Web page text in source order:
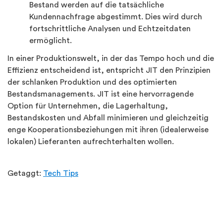
Bestand werden auf die tatsächliche
Kundennachfrage abgestimmt. Dies wird durch
fortschrittliche Analysen und Echtzeitdaten
ermöglicht.
In einer Produktionswelt, in der das Tempo hoch und die
Effizienz entscheidend ist, entspricht JIT den Prinzipien
der schlanken Produktion und des optimierten
Bestandsmanagements. JIT ist eine hervorragende
Option für Unternehmen, die Lagerhaltung,
Bestandskosten und Abfall minimieren und gleichzeitig
enge Kooperationsbeziehungen mit ihren (idealerweise
lokalen) Lieferanten aufrechterhalten wollen.
Getaggt: Tech Tips